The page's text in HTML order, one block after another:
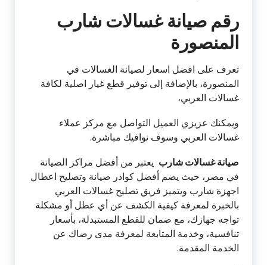
رقم صيانة غسالات شارب
المنصورة
تعرف على افضل اسعار لصيانة الغسالات في
المنصورة، بالإضافة إلى توفير قطع غيار اصلية لكافة
غسالات العربي،
ويمكنك عزيزي العميل التواصل مع مركز عملاء
غسالات العربي وسوف نوافيك مباشرة.
صيانة غسالات شاربيعتبر من أفضل مراكز الصيانة
في مصر، حيث يضم أفضل كوادر صيانة وتصليح اعطال
اجهزة شارب ويتميز فريق تصليح غسالات العربي
بالخبرة لمعرفة كيفية الكشف عن أي عطل أو مشكلة
تواجه جهازك، مع ضمان للقطع المستبدلة، بأسعار
تنافسية، وخدمة المتابعة لمعرفة مدى رضاك عن
الخدمة المقدمة.